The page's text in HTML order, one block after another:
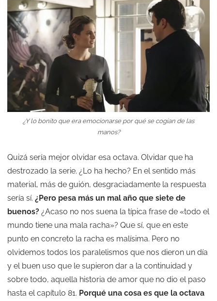
¿Y lo bonito que era emocionarse por qué se cogían de las
manos?
Quizá sería mejor olvidar esa octava. Olvidar que ha
destrozado la serie. ¿Lo ha hecho? En el sentido más
material, más de guión, desgraciadamente la respuesta
sería sí. ¿Pero pesa más un mal año que siete de
buenos? ¿Acaso no nos suena la típica frase de «todo el
mundo tiene una mala racha»? Que sí, que en este
punto en concreto la racha es malísima. Pero no
olvidemos todos los paralelismos que nos dieron un día
y el buen uso que le supieron dar a la continuidad y
sobre todo, aquella historia de amor que no dio el paso
hasta el capítulo 81. Porqué una cosa es que la octava